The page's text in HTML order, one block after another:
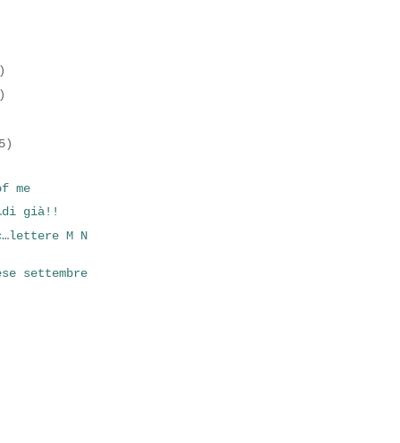
me
già!!
M N
settembre